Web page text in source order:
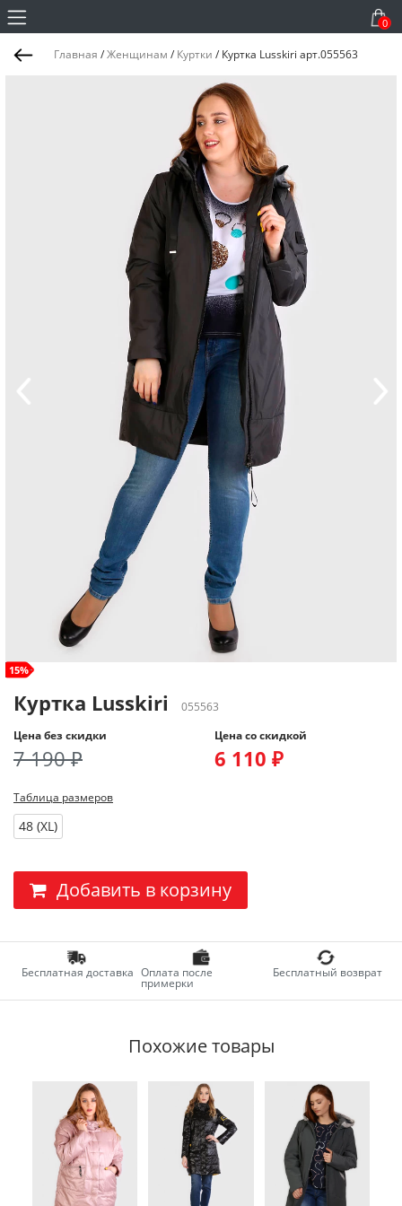
0
Главная /Женщинам / Куртки / Куртка Lusskiri арт.055563
size+
15%
Куртка Lusskiri
055563
Цена без скидки
7 190 ₽
Цена со скидкой
6 110 ₽
Таблица размеров
48 (XL)
Добавить в корзину
Бесплатная доставка Оплата после
примерки
Бесплатный возврат
Похожие товары